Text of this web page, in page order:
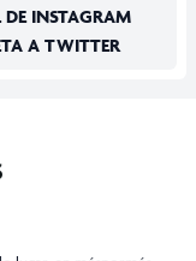
DE INSTAGRAM
A TWITTER